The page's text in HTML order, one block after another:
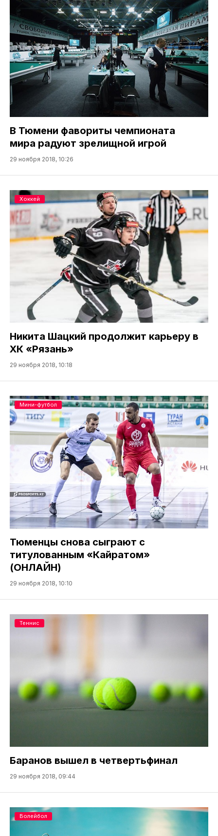
В Тюмени фавориты чемпионата
мира радуют зрелищной игрой
29 ноября 2018, 10:26
Никита Шацкий продолжит карьеру в
ХК «Рязань»
29 ноября 2018, 10:18
Хоккей
Тюменцы снова сыграют с
титулованным «Кайратом»
(ОНЛАЙН)
29 ноября 2018, 10:10
Мини-футбол
Баранов вышел в четвертьфинал
29 ноября 2018, 09:44
Теннис
Волейбол